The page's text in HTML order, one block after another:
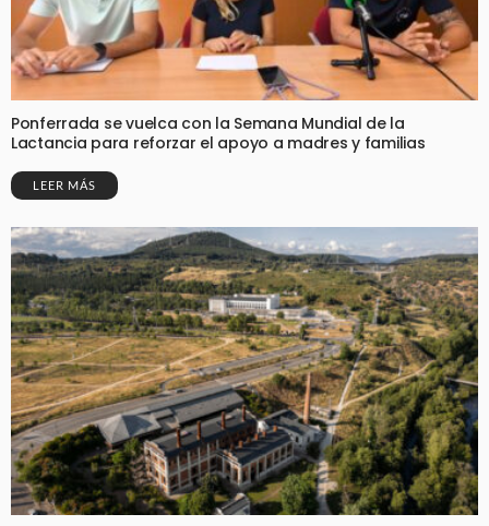
Ponferrada se vuelca con la Semana Mundial de la
Lactancia para reforzar el apoyo a madres y familias
LEER MÁS